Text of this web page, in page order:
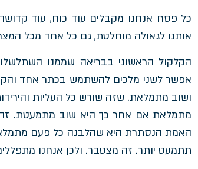
כל פסח אנחנו מקבלים עוד כוח, עוד
אותנו לגאולה מוחלטת, גם כל אחד מכל
הקלקול הראשוני בבריאה שממנו
אפשר לשני מלכים להשתמש בכתר אחד
ושוב מתמלאת. שזה שורש כל העליות
מתמלאת אם אחר כך היא שוב מתמעטת. זה
האמת הנסתרת היא שהלבנה כל פעם מתמלאת
תתמעט יותר. זה מצטבר. ולכן אנחנו